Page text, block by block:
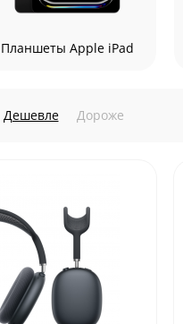
Планшеты Apple iPad
Дешевле Дороже